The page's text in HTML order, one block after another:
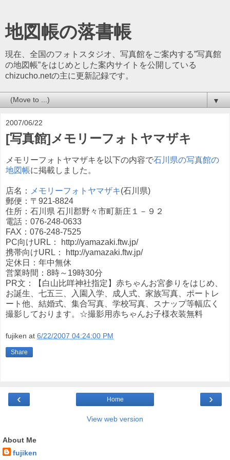
地図帳の落書帳
現在、全国のフォトスタジオ、写真館をご案内する”写真館
の地図帳”をはじめとした案内サイトを公開している
chizucho.netの主に更新記録です。
▼
2007/06/22
[写真館]メモリーフォトヤマザキ
メモリーフォトヤマザキを以下の内容で石川県の写真館の
地図帳に掲載しました。
店名： メモリーフォトヤマザキ(石川県)
郵便：〒921-8824
住所：石川県 石川郡野々市町新庄１－９２
電話：076-248-0633
FAX：076-248-7525
PC向けURL： http://yamazaki.ftw.jp/
携帯向けURL： http://yamazaki.ftw.jp/
定休日：年中無休
営業時間：8時～19時30分
PR文：【白山比咩神社指定】赤ちゃんお宮参りをはじめ、
お誕生、七五三、入園入学、成人式、家族写真、ポートレ
ート他、結婚式、集合写真、学校写真、スナップ等幅広く
撮影しております。☆撮影用赤ちゃんお子様衣装無料
fujiken at 6/22/2007 04:24:00 PM
Share
‹ ›
Home
View web version
About Me
fujiken